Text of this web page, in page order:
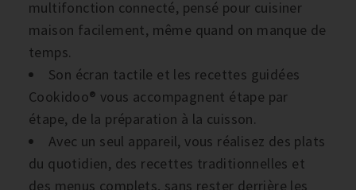
multifonction connecté, pensé pour cuisiner
maison facilement, même quand on manque de
temps.
Son écran tactile et les recettes guidées
Cookidoo® vous accompagnent étape par
étape, de la préparation à la cuisson.
Avec un seul appareil, vous réalisez des plats
du quotidien, des recettes traditionnelles et
des menus complets, sans rester derrière les